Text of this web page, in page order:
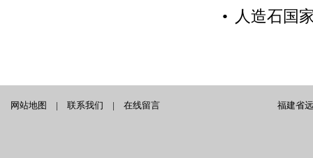
• 人造石国
福建省
网站地图 | 联系我们 | 在线留言